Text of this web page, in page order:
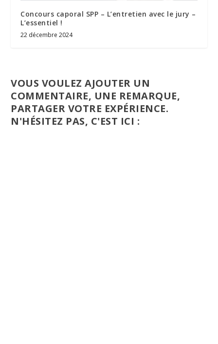
Concours caporal SPP – L’entretien avec le jury –
L’essentiel !
22 décembre 2024
VOUS VOULEZ AJOUTER UN
COMMENTAIRE, UNE REMARQUE,
PARTAGER VOTRE EXPÉRIENCE.
N'HÉSITEZ PAS, C'EST ICI :